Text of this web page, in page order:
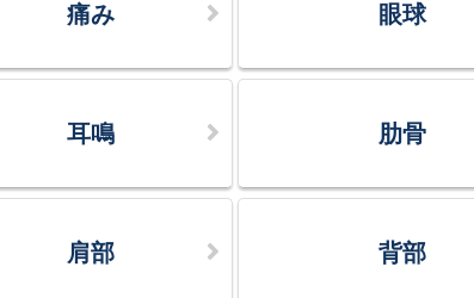
痛み 眼球
耳鳴 肋骨
肩部 背部